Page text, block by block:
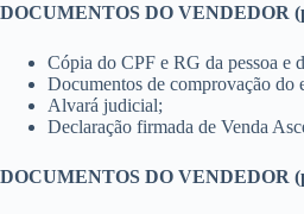
DOCUMENTOS DO VENDEDOR
Cópia do CPF e RG da pessoa e
Documentos de comprovação do
Alvará judicial;
Declaração firmada de Venda
DOCUMENTOS DO VENDEDOR